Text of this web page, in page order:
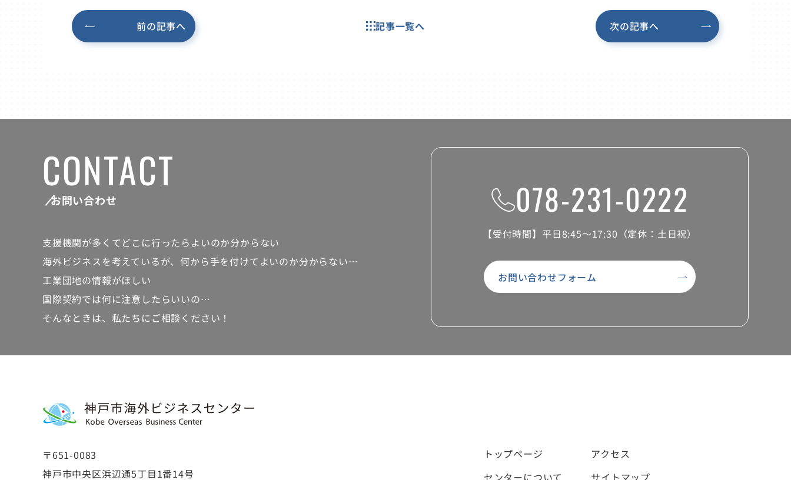
前の記事へ 記事一覧へ 次の記事へ
CONTACT
お問い合わせ
支援機関が多くて どこに行ったらよいのか分からない
海外ビジネスを考えているが、 何から手を付けてよいのか分からない…
工業団地の情報がほしい
国際契約では何に注意したらいいの…
そんなときは、私たちにご相談ください！
078-231-0222
【受付時間】 平日8:45～17:30（定休：土日祝）
お問い合わせフォーム
〒651-0083
神戸市中央区浜辺通5丁目1番14号
トップページ
センターについて
アクセス
サイトマップ